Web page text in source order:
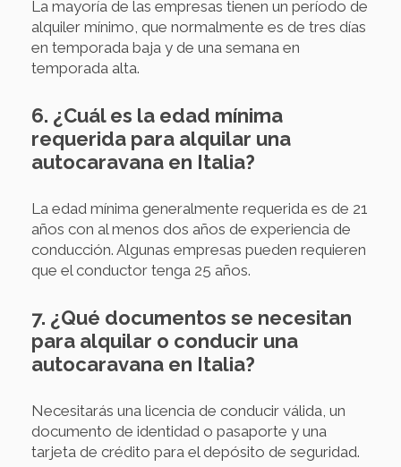
La mayoría de las empresas tienen un período de
alquiler mínimo, que normalmente es de tres días
en temporada baja y de una semana en
temporada alta.
6. ¿Cuál es la edad mínima
requerida para alquilar una
autocaravana en Italia?
La edad mínima generalmente requerida es de 21
años con al menos dos años de experiencia de
conducción. Algunas empresas pueden requieren
que el conductor tenga 25 años.
7. ¿Qué documentos se necesitan
para alquilar o conducir una
autocaravana en Italia?
Necesitarás una licencia de conducir válida, un
documento de identidad o pasaporte y una
tarjeta de crédito para el depósito de seguridad.